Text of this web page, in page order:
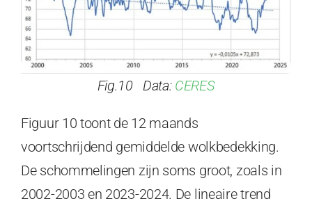
Fig.10 Data: CERES
Figuur 10 toont de 12 maands
voortschrijdend gemiddelde wolkbedekking.
De schommelingen zijn soms groot, zoals in
2002-2003 en 2023-2024. De lineaire trend